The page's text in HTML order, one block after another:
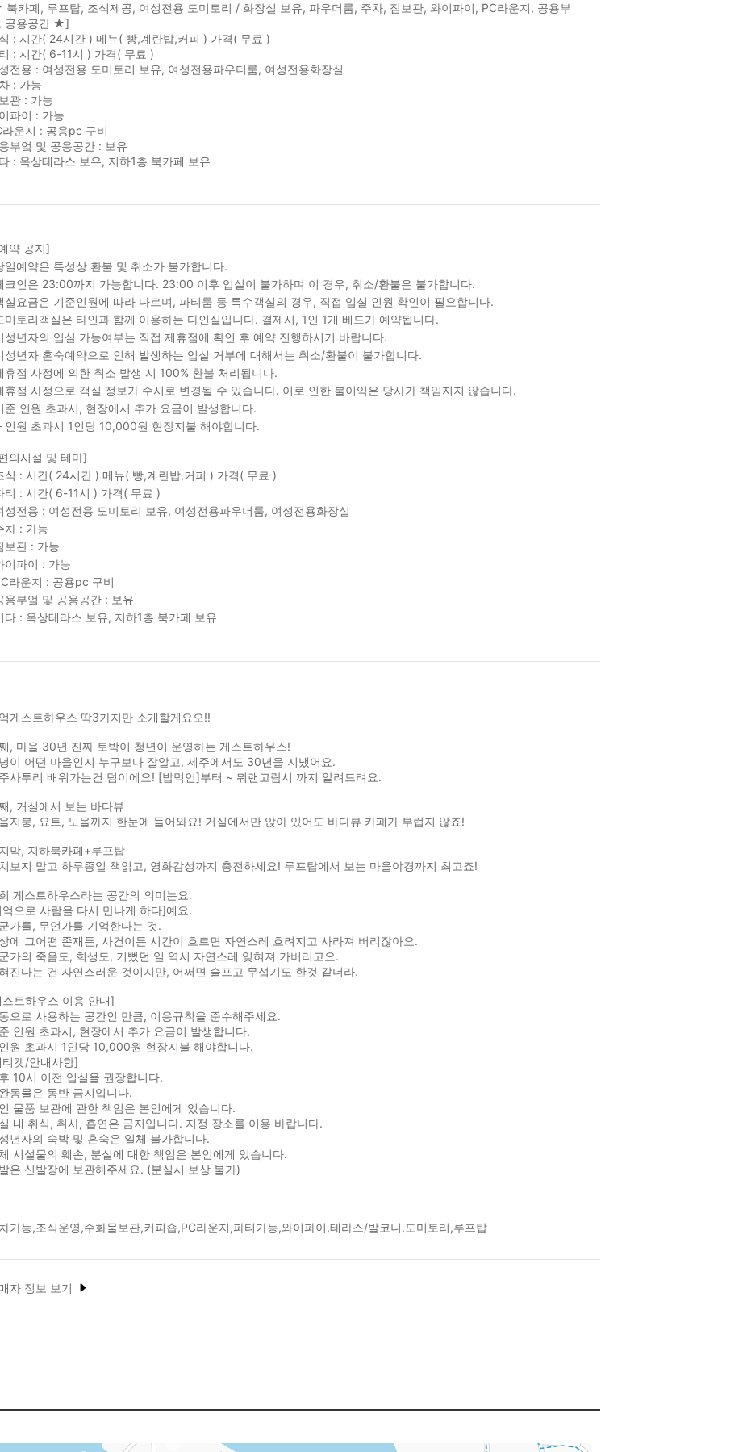
카페, 루프탑, 조식제공, 여성전용 도미토리 / 화장실 보유, 파우더룸, 주차, 짐보관, 와이파이, PC라운지, 공용부
공용공간 ★]
: 시간( 24시간 ) 메뉴( 빵,계란밥,커피 ) 가격( 무료 )
: 시간( 6-11시 ) 가격( 무료 )
전용 : 여성전용 도미토리 보유, 여성전용파우더룸, 여성전용화장실
: 가능
관 : 가능
파이 : 가능
라운지 : 공용pc 구비
부엌 및 공용공간 : 보유
: 옥상테라스 보유, 지하1층 북카페 보유
약 공지]
일예약은 특성상 환불 및 취소가 불가합니다.
크인은 23:00까지 가능합니다. 23:00 이후 입실이 불가하며 이 경우, 취소/환불은 불가합니다.
실요금은 기준인원에 따라 다르며, 파티룸 등 특수객실의 경우, 직접 입실 인원 확인이 필요합니다.
미토리객실은 타인과 함께 이용하는 다인실입니다. 결제시, 1인 1개 베드가 예약됩니다.
성년자의 입실 가능여부는 직접 제휴점에 확인 후 예약 진행하시기 바랍니다.
성년자 혼숙예약으로 인해 발생하는 입실 거부에 대해서는 취소/환불이 불가합니다.
휴점 사정에 의한 취소 발생 시 100% 환불 처리됩니다.
휴점 사정으로 객실 정보가 수시로 변경될 수 있습니다. 이로 인한 불이익은 당사가 책임지지 않습니다.
준 인원 초과시, 현장에서 추가 요금이 발생합니다.
인원 초과시 1인당 10,000원 현장지불 해야합니다.
의시설 및 테마]
식 : 시간( 24시간 ) 메뉴( 빵,계란밥,커피 ) 가격( 무료 )
티 : 시간( 6-11시 ) 가격( 무료 )
성전용 : 여성전용 도미토리 보유, 여성전용파우더룸, 여성전용화장실
차 : 가능
보관 : 가능
이파이 : 가능
라운지 : 공용pc 구비
용부엌 및 공용공간 : 보유
타 : 옥상테라스 보유, 지하1층 북카페 보유
게스트하우스 딱3가지만 소개할게요오!!
, 마을 30년 진짜 토박이 청년이 운영하는 게스트하우스!
이 어떤 마을인지 누구보다 잘알고, 제주에서도 30년을 지냈어요.
사투리 배워가는건 덤이에요! [밥먹언]부터 ~ 뭐랜고람시 까지 알려드려요.
, 거실에서 보는 바다뷰
지붕, 요트, 노을까지 한눈에 들어와요! 거실에서만 앉아 있어도 바다뷰 카페가 부럽지 않죠!
막, 지하북카페+루프탑
보지 말고 하루종일 책읽고, 영화감성까지 충전하세요! 루프탑에서 보는 마을야경까지 최고죠!
게스트하우스라는 공간의 의미는요.
억으로 사람을 다시 만나게 하다]예요.
가를, 무언가를 기억한다는 것.
에 그어떤 존재든, 사건이든 시간이 흐르면 자연스레 흐려지고 사라져 버리잖아요.
가의 죽음도, 희생도, 기뻤던 일 역시 자연스레 잊혀져 가버리고요.
진다는 건 자연스러운 것이지만, 어쩌면 슬프고 무섭기도 한것 같더라.
스트하우스 이용 안내]
으로 사용하는 공간인 만큼, 이용규칙을 준수해주세요.
인원 초과시, 현장에서 추가 요금이 발생합니다.
원 초과시 1인당 10,000원 현장지불 해야합니다.
티켓/안내사항]
10시 이전 입실을 권장합니다.
동물은 동반 금지입니다.
물품 보관에 관한 책임은 본인에게 있습니다.
내 취식, 취사, 흡연은 금지입니다. 지정 장소를 이용 바랍니다.
년자의 숙박 및 혼숙은 일체 불가합니다.
시설물의 훼손, 분실에 대한 책임은 본인에게 있습니다.
은 신발장에 보관해주세요. (분실시 보상 불가)
가능,조식운영,수화물보관,커피숍,PC라운지,파티가능,와이파이,테라스/발코니,도미토리,루프탑
자 정보 보기